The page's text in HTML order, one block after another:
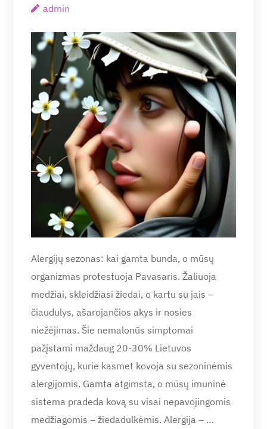
admin
Alergijų sezonas: kai gamta bunda, o mūsų
organizmas protestuoja Pavasaris. Žaliuoja
medžiai, skleidžiasi žiedai, o kartu su jais –
čiaudulys, ašarojančios akys ir nosies
niežėjimas. Šie nemalonūs simptomai
pažįstami maždaug 20-30% Lietuvos
gyventojų, kurie kasmet kovoja su sezoninėmis
alergijomis. Gamta atgimsta, o mūsų imuninė
sistema pradeda kovą su visai nepavojingomis
medžiagomis – žiedadulkėmis. Alergija – …